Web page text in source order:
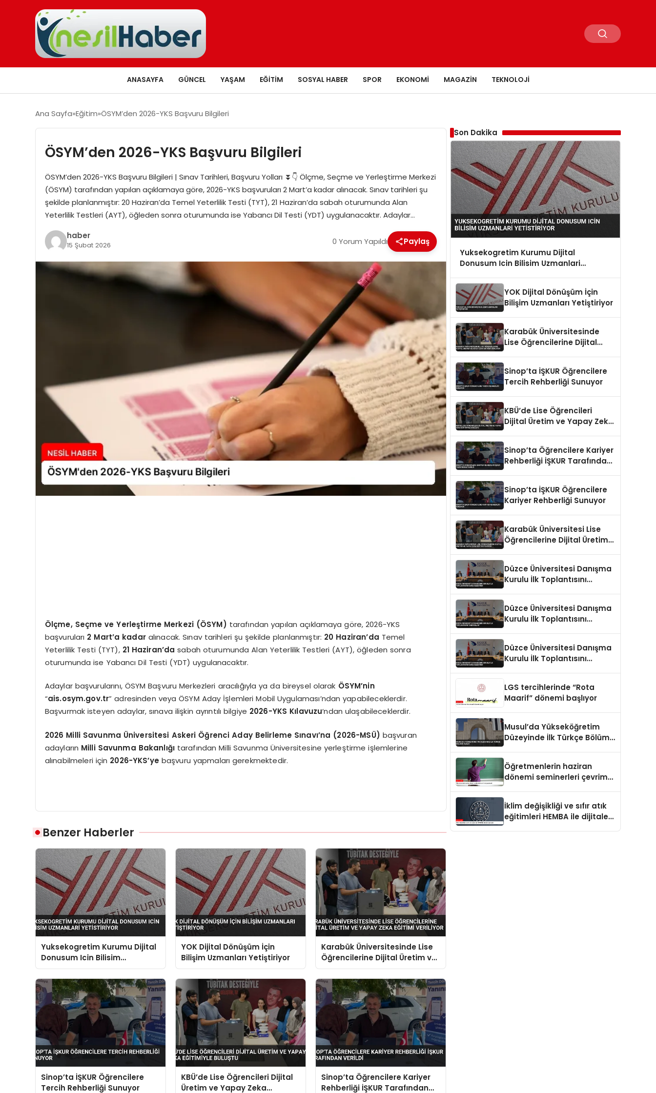
ANASAYFA GÜNCEL YAŞAM EĞITIM SOSYAL HABER SPOR EKONOMI MAGAZIN TEKNOLOJI
Ana Sayfa Eğitim ÖSYM’den 2026-YKS Başvuru Bilgileri
ÖSYM’den 2026-YKS Başvuru Bilgileri
ÖSYM’den 2026-YKS Başvuru Bilgileri | Sınav Tarihleri, Başvuru Yolları ⏬👇 Ölçme, Seçme ve Yerleştirme Merkezi
(ÖSYM) tarafından yapılan açıklamaya göre, 2026-YKS başvuruları 2 Mart’a kadar alınacak. Sınav tarihleri şu
şekilde planlanmıştır: 20 Haziran’da Temel Yeterlilik Testi (TYT), 21 Haziran’da sabah oturumunda Alan
Yeterlilik Testleri (AYT), öğleden sonra oturumunda ise Yabancı Dil Testi (YDT) uygulanacaktır. Adaylar…
haber
15 Şubat 2026 0 Yorum Yapıldı Paylaş
Ölçme, Seçme ve Yerleştirme Merkezi (ÖSYM) tarafından yapılan açıklamaya göre, 2026-YKS
başvuruları 2 Mart’a kadaralınacak. Sınav tarihleri şu şekilde planlanmıştır: 20 Haziran’da Temel
Yeterlilik Testi (TYT), 21 Haziran’da sabah oturumunda Alan Yeterlilik Testleri (AYT), öğleden sonra
oturumunda ise Yabancı Dil Testi (YDT) uygulanacaktır.
Adaylar başvurularını, ÖSYM Başvuru Merkezleri aracılığıyla ya da bireysel olarak ÖSYM’nin
“ais.osym.gov.tr” adresinden veya ÖSYM Aday İşlemleri Mobil Uygulaması’ndan yapabileceklerdir.
Başvurmak isteyen adaylar, sınava ilişkin ayrıntılı bilgiye 2026-YKS Kılavuzu‘ndan ulaşabileceklerdir.
2026 Milli Savunma Üniversitesi Askeri Öğrenci Aday Belirleme Sınavı’na (2026-MSÜ) başvuran
adayların Milli Savunma Bakanlığıtarafından Milli Savunma Üniversitesine yerleştirme işlemlerine
alınabilmeleri için 2026-YKS’yebaşvuru yapmaları gerekmektedir.
Benzer Haberler
Yuksekogretim Kurumu Dijital
Donusum Icin Bilisim
Uzmanlari Yetistiriyor
YOK Dijital Dönüşüm İçin
Bilişim Uzmanları Yetiştiriyor
Karabük Üniversitesinde Lise
Öğrencilerine Dijital Üretim ve
Yapay Zeka Eğitimi Veriliyor
Sinop’ta İŞKUR Öğrencilere
Tercih Rehberliği Sunuyor
KBÜ’de Lise Öğrencileri Dijital
Üretim ve Yapay Zeka
Sinop’ta Öğrencilere Kariyer
Rehberliği İŞKUR Tarafından
Son Dakika
Yuksekogretim Kurumu Dijital
Donusum Icin Bilisim Uzmanlari
YOK Dijital Dönüşüm İçin
Bilişim Uzmanları Yetiştiriyor
Karabük Üniversitesinde
Lise Öğrencilerine Dijital
Sinop’ta İŞKUR Öğrencilere
Tercih Rehberliği Sunuyor
KBÜ’de Lise Öğrencileri
Dijital Üretim ve Yapay Zeka
Sinop’ta Öğrencilere Kariyer
Rehberliği İŞKUR Tarafından
Sinop’ta İŞKUR Öğrencilere
Kariyer Rehberliği Sunuyor
Karabük Üniversitesi Lise
Öğrencilerine Dijital Üretim
Düzce Üniversitesi Danışma
Kurulu İlk Toplantısını
Düzce Üniversitesi Danışma
Kurulu İlk Toplantısını
Düzce Üniversitesi Danışma
Kurulu İlk Toplantısını
LGS tercihlerinde “Rota
Maarif” dönemi başlıyor
Musul’da Yükseköğretim
Düzeyinde İlk Türkçe Bölümü
Öğretmenlerin haziran
dönemi seminerleri çevrim
İklim değişikliği ve sıfır atık
eğitimleri HEMBA ile dijitale